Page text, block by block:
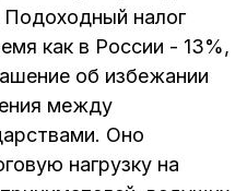
Подоходный налог
как в России - 13%,
об избежании
между
Оно
нагрузку на